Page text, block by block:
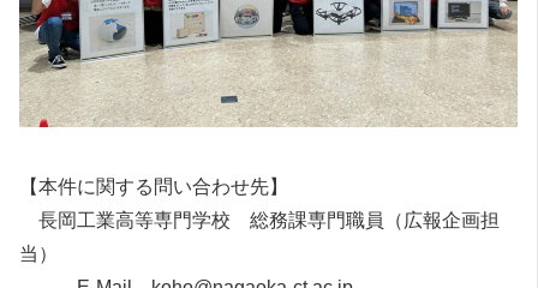
【本件に関する問い合わせ先】
長岡工業高等専門学校 総務課専門職員（広報企画担
当）